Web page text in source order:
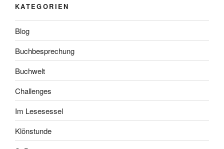
KATEGORIEN
Blog
Buchbesprechung
Buchwelt
Challenges
Im Lesesessel
Klönstunde